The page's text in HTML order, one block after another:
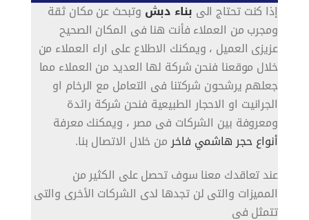
إذا كنت تحتاج الى بناء دبش وتبحث عن مكان ثقة
ومجرب من العملاء فأنت هنا فى المكان الصحيح
عزيزى العميل ، ويمكنك الاطلاع على اراء العملاء من
خلال موقعنا فنحن شركة لها العديد من العملاء مما
جعلهم يرشحون شركتنا فى التعامل مع الرخام او
الجرانيت او الاحجار الطبيعية فنحن شركة رائدة
ومعروفة بين الشركات فى مصر ، ويمكنك معرفة
أنواع حجر هاشمي فاخرمن خلال الاتصال بنا.
عند تعاقدك معنا سوف تحصل على الكثير من
المميزات والتى لن تجدها لدى الشركات الأخرى والتى
تتمثل فى